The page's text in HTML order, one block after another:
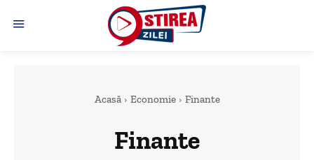
Acasă Economie Finante
Finante